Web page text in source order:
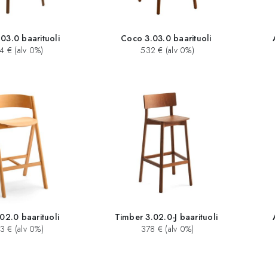
baarituoli
€ (alv 0%)
Coco 3.03.0 baarituoli
532 € (alv 0%)
baarituoli
€ (alv 0%)
Timber 3.02.0-J baarituoli
378 € (alv 0%)